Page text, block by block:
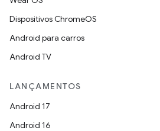
Dispositivos ChromeOS
Android para carros
Android TV
LANÇAMENTOS
Android 17
Android 16